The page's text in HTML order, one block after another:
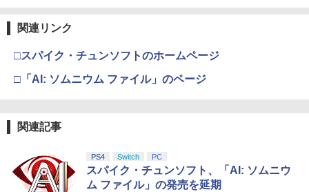
関連リンク
□スパイク・チュンソフトのホームページ
□「AI: ソムニウム ファイル」のページ
関連記事
PS4 Switch PC
スパイク・チュンソフト、「AI: ソムニウ
ム ファイル」の発売を延期